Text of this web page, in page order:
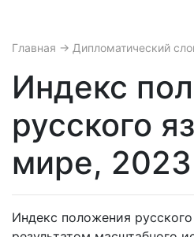
Главная → Дипломатический
Индекс
русского
мире, 2023
Индекс положения